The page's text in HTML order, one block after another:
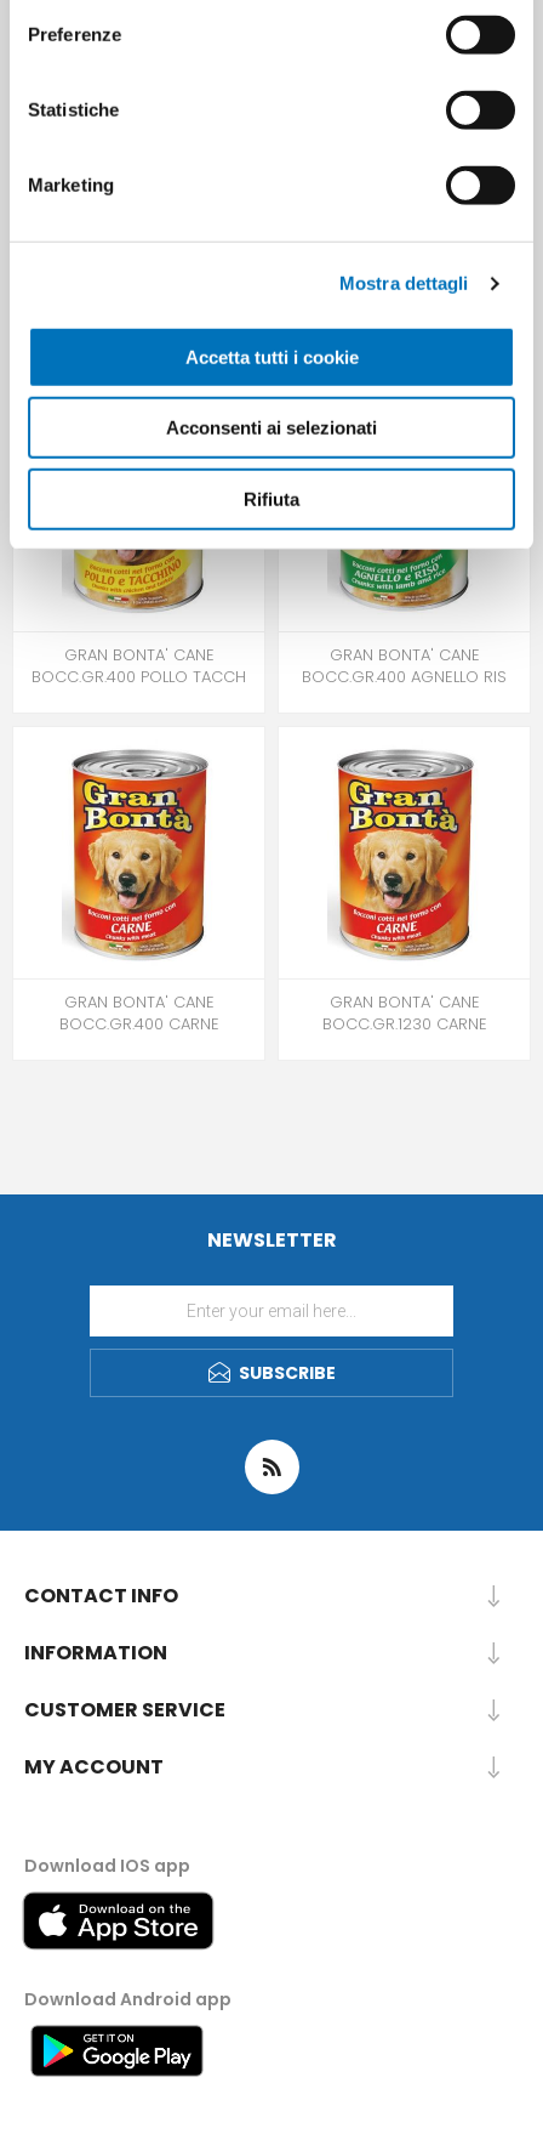
Preferenze
Statistiche
Marketing
Mostra dettagli
Accetta tutti i cookie
Acconsenti ai selezionati
Rifiuta
PRODUCT TAGS
CUSTOMERS WHO BOUGHT
THIS ITEM ALSO BOUGHT
GRAN BONTA' CANE
BOCC.GR.400 POLLO TACCH
GRAN BONTA' CANE
BOCC.GR.400 AGNELLO RIS
GRAN BONTA' CANE
BOCC.GR.400 CARNE
GRAN BONTA' CANE
BOCC.GR.1230 CARNE
NEWSLETTER
SUBSCRIBE
CONTACT INFO
INFORMATION
CUSTOMER SERVICE
MY ACCOUNT
Download IOS app
Download Android app